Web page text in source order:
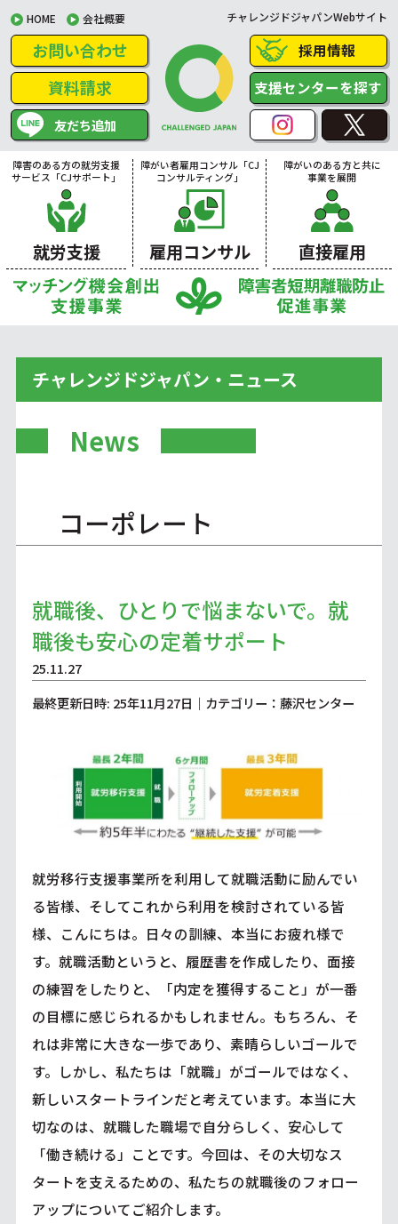
HOME 会社概要 チャレンジドジャパンWebサイト
お問い合わせ
資料請求
友だち追加
採用情報
支援センターを探す
障害のある方の就労支援
サービス「CJサポート」
就労支援
障がい者雇用コンサル「CJ
コンサルティング」
雇用コンサル
障がいのある方と共に
事業を展開
直接雇用
チャレンジドジャパン・ニュース
News
コーポレート
就職後、ひとりで悩まないで。就
職後も安心の定着サポート
25.11.27
最終更新日時: 25年11月27日｜カテゴリー：藤沢センター
就労移行支援事業所を利用して就職活動に励んでい
る皆様、そしてこれから利用を検討されている皆
様、こんにちは。日々の訓練、本当にお疲れ様で
す。就職活動というと、履歴書を作成したり、面接
の練習をしたりと、「内定を獲得すること」が一番
の目標に感じられるかもしれません。もちろん、そ
れは非常に大きな一歩であり、素晴らしいゴールで
す。しかし、私たちは「就職」がゴールではなく、
新しいスタートラインだと考えています。本当に大
切なのは、就職した職場で自分らしく、安心して
「働き続ける」ことです。今回は、その大切なス
タートを支えるための、私たちの就職後のフォロー
アップについてご紹介します。